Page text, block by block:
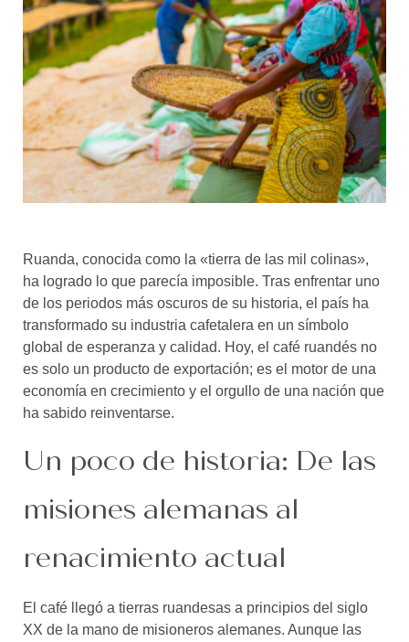
BOLSA DE TRABAJO
¡te imaginas vivir de tu pasión
por el café?
CONTACTO
¡queremos saber
de ti!
Ruanda, conocida como la «tierra de las mil colinas»,
ha logrado lo que parecía imposible. Tras enfrentar uno
de los periodos más oscuros de su historia, el país ha
transformado su industria cafetalera en un símbolo
global de esperanza y calidad. Hoy, el café ruandés no
es solo un producto de exportación; es el motor de una
economía en crecimiento y el orgullo de una nación que
ha sabido reinventarse.
Un poco de historia: De las
misiones alemanas al
renacimiento actual
El café llegó a tierras ruandesas a principios del siglo
XX de la mano de misioneros alemanes. Aunque las